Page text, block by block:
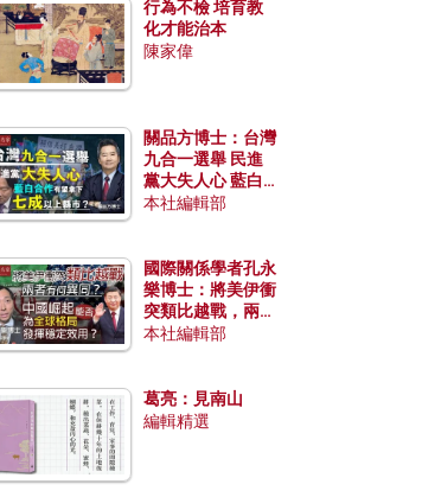
行為不檢 培育教
化才能治本
陳家偉
關品方博士：台灣
九合一選舉 民進
黨大失人心 藍白
合作有望拿下七成
本社編輯部
國際關係學者孔永
樂博士：將美伊衝
突類比越戰，兩者
有何異同？中國崛
本社編輯部
葛亮：見南山
編輯精選